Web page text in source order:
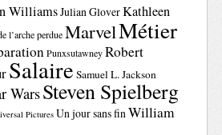
WilliamsJulian GloverKathleen
l’arche perdue MarvelMétier
Punxsutawney Robert
Salaire Samuel L. Jackson
WarsSteven Spielberg
Pictures Un jour sans finWilliam